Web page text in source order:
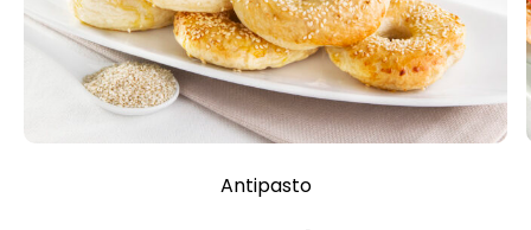
Antipasto